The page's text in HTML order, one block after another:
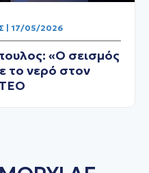
| 17/05/2026
«Ο σεισμός
το νερό στον